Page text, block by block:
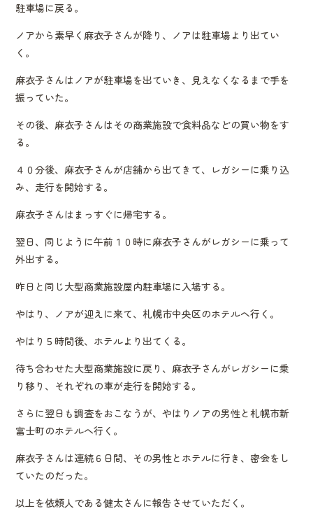
駐車場に戻る。
ノアから素早く麻衣子さんが降り、ノアは駐車場より出てい
く。
麻衣子さんはノアが駐車場を出ていき、見えなくなるまで手を
振っていた。
その後、麻衣子さんはその商業施設で食料品などの買い物をす
る。
４０分後、麻衣子さんが店舗から出てきて、レガシーに乗り込
み、走行を開始する。
麻衣子さんはまっすぐに帰宅する。
翌日、同じように午前１０時に麻衣子さんがレガシーに乗って
外出する。
昨日と同じ大型商業施設屋内駐車場に入場する。
やはり、ノアが迎えに来て、札幌市中央区のホテルへ行く。
やはり５時間後、ホテルより出てくる。
待ち合わせた大型商業施設に戻り、麻衣子さんがレガシーに乗
り移り、それぞれの車が走行を開始する。
さらに翌日も調査をおこなうが、やはりノアの男性と札幌市新
富士町のホテルへ行く。
麻衣子さんは連続６日間、その男性とホテルに行き、密会をし
ていたのだった。
以上を依頼人である健太さんに報告させていただく。